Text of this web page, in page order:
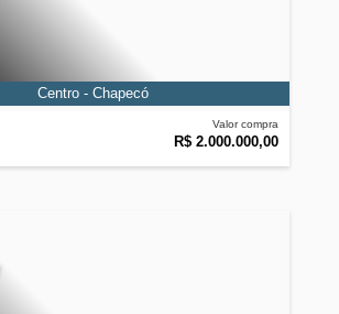
Valor compra
R$ 2.000.000,00
Centro - Chapecó